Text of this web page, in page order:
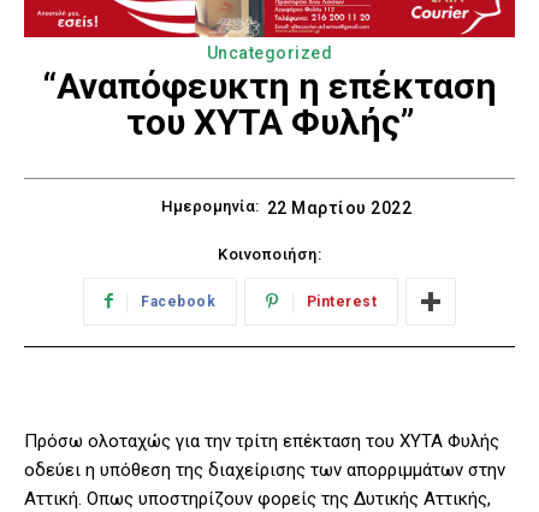
Uncategorized
“Αναπόφευκτη η επέκταση
του ΧΥΤΑ Φυλής”
Ημερομηνία: 22 Μαρτίου 2022
Κοινοποιήση:
Facebook Pinterest
Πρόσω ολοταχώς για την τρίτη επέκταση του ΧΥΤΑ Φυλής
οδεύει η υπόθεση της διαχείρισης των απορριμμάτων στην
Αττική. Οπως υποστηρίζουν φορείς της Δυτικής Αττικής,